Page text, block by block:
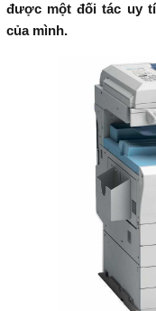
được một đối tác uy
của mình.